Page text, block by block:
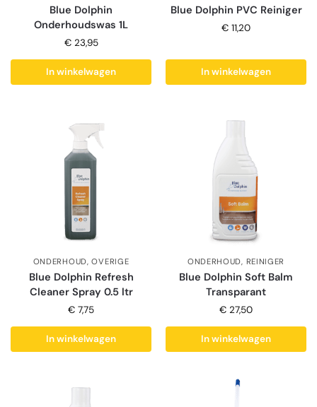
Blue Dolphin
Onderhoudswas 1L
€23,95
In winkelwagen
Blue Dolphin PVC Reiniger
€ 11,20
In winkelwagen
ONDERHOUD ,OVERIGE
Blue Dolphin Refresh
Cleaner Spray 0.5 ltr
€ 7,75
In winkelwagen
ONDERHOUD REINIGER
Blue Dolphin Soft Balm
Transparant
€ 27,50
In winkelwagen